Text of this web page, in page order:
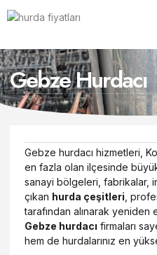
Gebze Hurdacı
Gebze hurdacı hizmetleri,
en fazla olan ilçesinde
sanayi bölgeleri, fabrikalar,
çıkan hurda çeşitleri ,
tarafından alınarak yeniden
Gebze hurdacı firmaları
hem de hurdalarınız en